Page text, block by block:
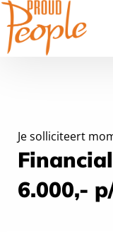
Je solliciteert
6.000,-